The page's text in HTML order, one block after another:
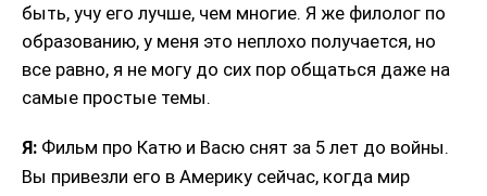
быть, учу его лучше, чем многие. Я же филолог по
образованию, у меня это неплохо получается, но
все равно, я не могу до сих пор общаться даже на
самые простые темы.
Я: Фильм про Катю и Васю снят за 5 лет до войны.
Вы привезли его в Америку сейчас, когда мир